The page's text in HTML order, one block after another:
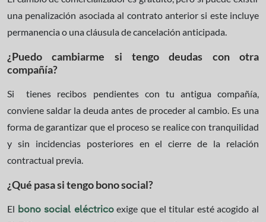
una penalización asociada al contrato anterior si este incluye
permanencia o una cláusula de cancelación anticipada.
¿Puedo cambiarme si tengo deudas con otra
compañía?
Si tienes recibos pendientes con tu antigua compañía,
conviene saldar la deuda antes de proceder al cambio. Es una
forma de garantizar que el proceso se realice con tranquilidad
y sin incidencias posteriores en el cierre de la relación
contractual previa.
¿Qué pasa si tengo bono social?
El bono social eléctricoexige que el titular esté acogido al